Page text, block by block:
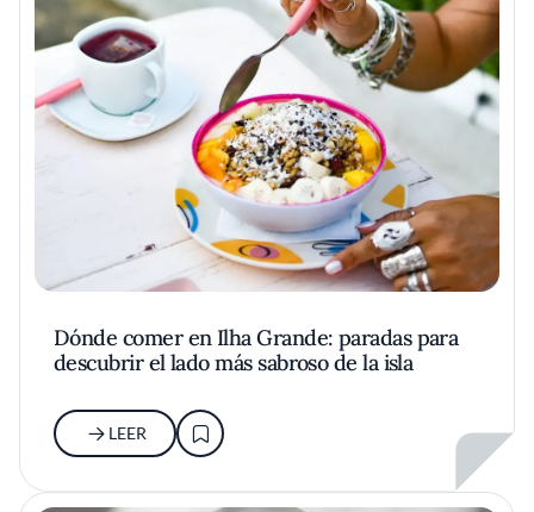
Dónde comer en Ilha Grande: paradas para
descubrir el lado más sabroso de la isla
LEER